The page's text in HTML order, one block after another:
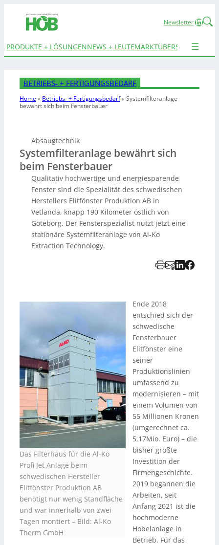
Newsletter
PRODUKTE + LÖSUNGENNEWS + LEUTEMARKTÜBERSICHTEN
BETRIEBS- + FERTIGUNGSBEDARF
Home» Betriebs- + Fertigungsbedarf»Systemfilteranlage
bewährt sich beim Fensterbauer
Absaugtechnik
Systemfilteranlage bewährt sich
beim Fensterbauer
Qualitativ hochwertige und energiesparende
Fenster sind die Spezialität des schwedischen
Herstellers Elitfönster Produktion AB in
Vetlanda, knapp 190 Kilometer östlich von
Göteborg. Der Fensterspezialist nutzt jetzt eine
stationäre Systemfilteranlage von Al-Ko
Extraction Technology.
Das Filterhaus für die Al-Ko
Profi Jet Anlage beim
schwedischen Hersteller
Elitfönster Produktion AB
benötigt nur wenig Standfläche
und war innerhalb von zwei
Tagen montiert – Bild: Al-Ko
Therm GmbH
Ende 2018
entschied sich der
schwedische
Fensterbauer
Elitfönster eine
seiner
Produktionslinien
umfassend zu
modernisieren – mit
einem Volumen von
55 Millionen Kronen
(umgerechnet ca.
5,17Mio. Euro) – die
bisher größte
Investition der
Firmengeschichte.
2019 begannen die
Arbeiten, seit
Anfang 2021 ist die
hochmoderne
Hobelanlage in
Betrieb. Für das